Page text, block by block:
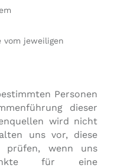
vom jeweiligen
Personen
dieser
wird nicht
uns vor, diese
prüfen, wenn uns
für eine